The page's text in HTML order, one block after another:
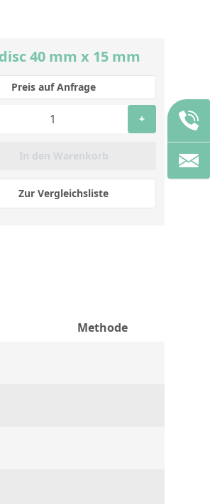
40 mm x 15 mm
Zur Vergleichsliste
Preis auf Anfrage
+
In den Warenkorb
Methode